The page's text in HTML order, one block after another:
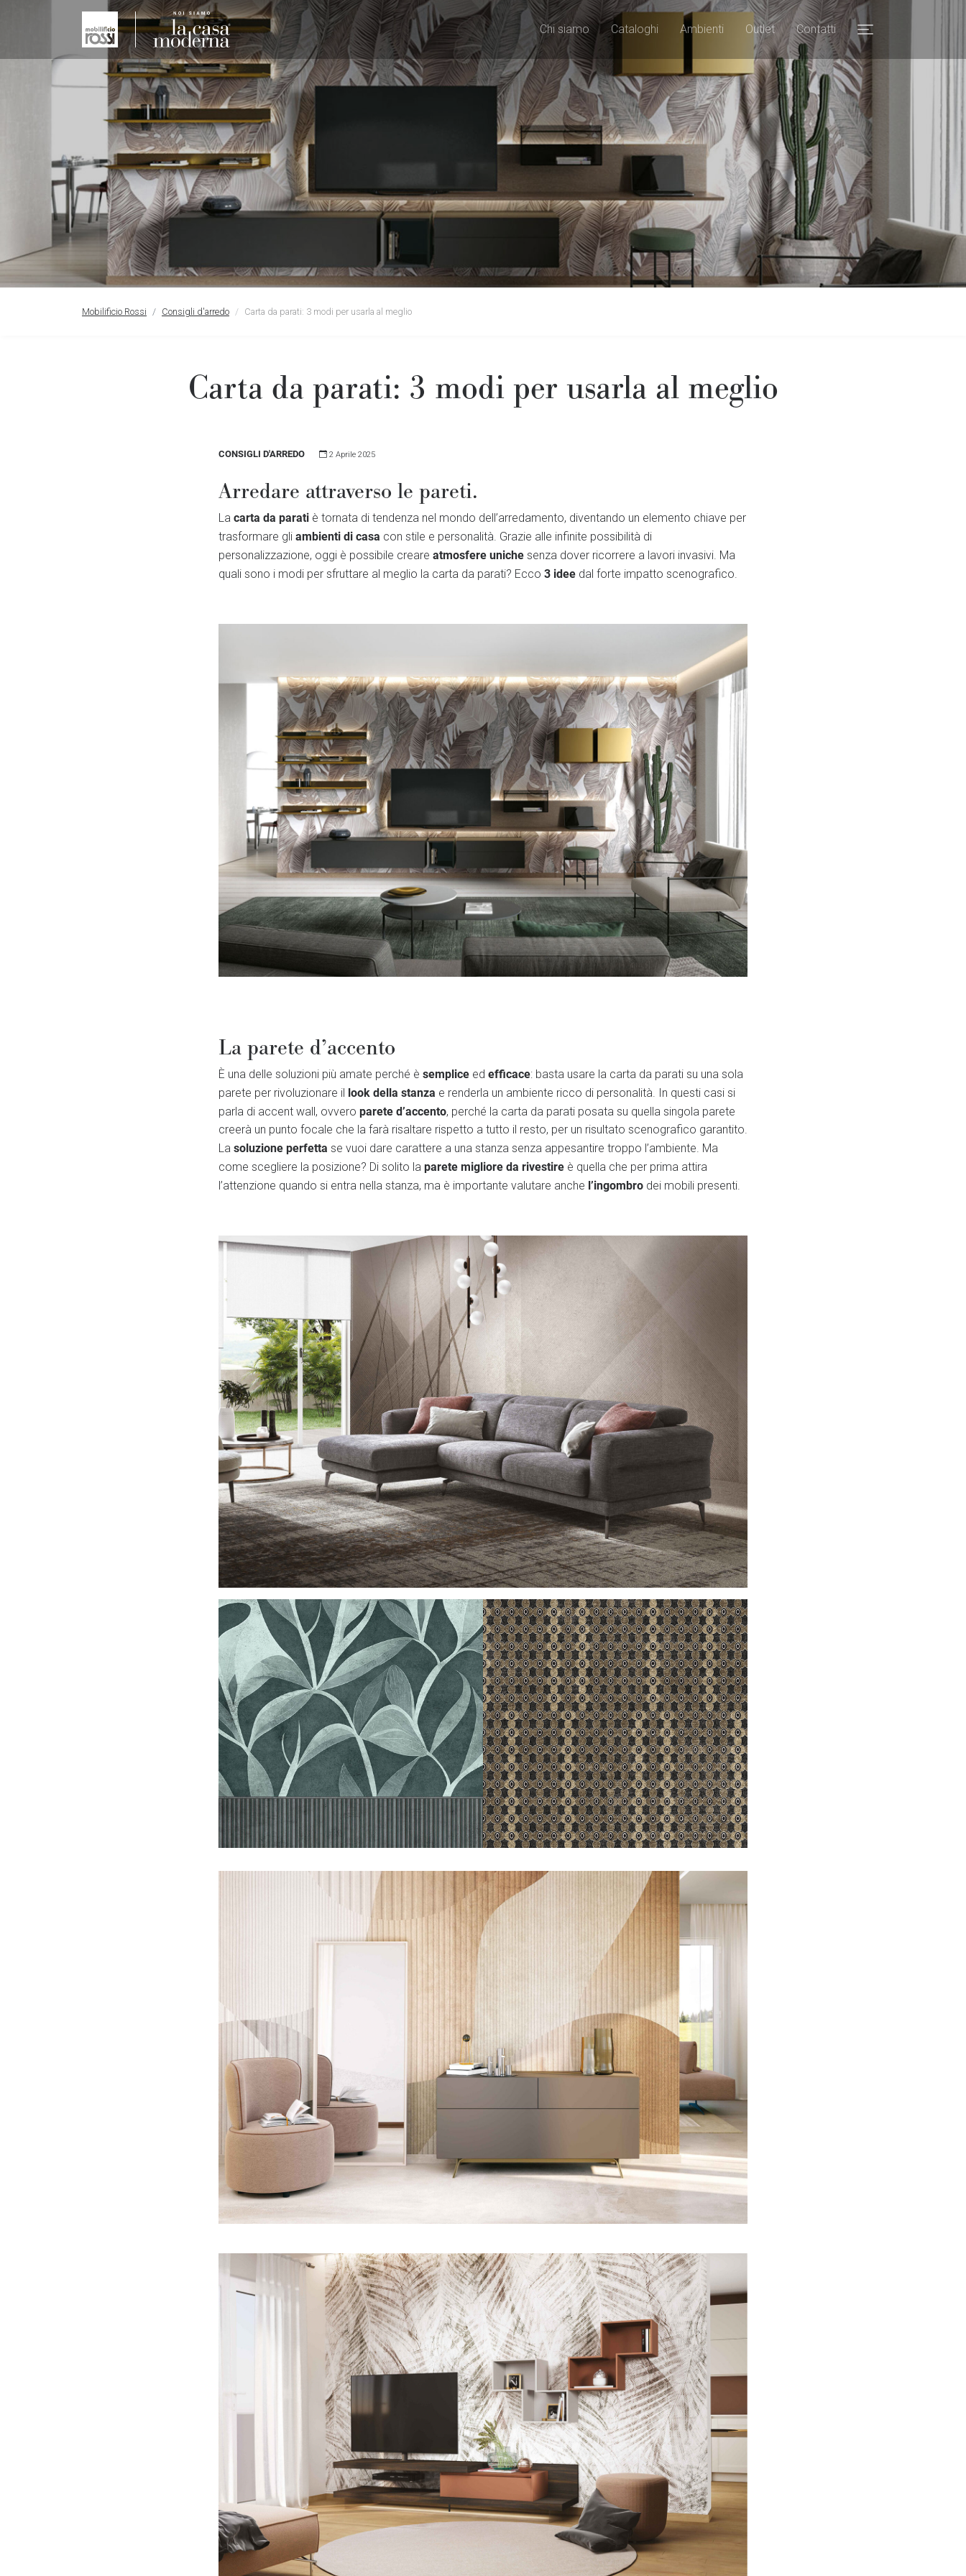
Chi siamo Cataloghi Ambienti Outlet Contatti
Mobilificio Rossi Consigli d'arredo Carta da parati: 3 modi per usarla al meglio
Carta da parati: 3 modi per usarla al meglio
CONSIGLI D'ARREDO 2 Aprile 2025
Arredare attraverso le pareti.
La carta da parati è tornata di tendenza nel mondo dell’arredamento, diventando un elemento chiave per
trasformare gli ambienti di casa con stile e personalità. Grazie alle infinite possibilità di
personalizzazione, oggi è possibile creare atmosfere uniche senza dover ricorrere a lavori invasivi. Ma
quali sono i modi per sfruttare al meglio la carta da parati? Ecco 3 idee dal forte impatto scenografico.
La parete d’accento
È una delle soluzioni più amate perché è semplice ed efficace: basta usare la carta da parati su una sola
parete per rivoluzionare il look della stanza e renderla un ambiente ricco di personalità. In questi casi si
parla di accent wall, ovvero parete d’accento, perché la carta da parati posata su quella singola parete
creerà un punto focale che la farà risaltare rispetto a tutto il resto, per un risultato scenografico garantito.
La soluzione perfetta se vuoi dare carattere a una stanza senza appesantire troppo l’ambiente. Ma
come scegliere la posizione? Di solito la parete migliore da rivestire è quella che per prima attira
l’attenzione quando si entra nella stanza, ma è importante valutare anche l’ingombro dei mobili presenti.